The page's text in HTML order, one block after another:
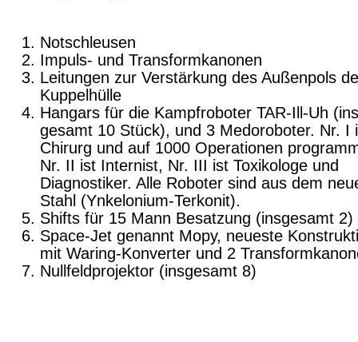
Notschleusen
Impuls- und Transformkanonen
Leitungen zur Verstärkung des Außenpols
Kuppelhülle
Hangars für die Kampfroboter TAR-Ill-Uh
gesamt 10 Stück), und 3 Medoroboter. Nr. I
Chirurg und auf 1000 Operationen
Nr. II ist Internist, Nr. III ist Toxikologe und
Diagnostiker. Alle Roboter sind aus dem
Stahl (Ynkelonium-Terkonit).
Shifts für 15 Mann Besatzung (insgesamt 2)
Space-Jet genannt Mopy, neueste
mit Waring-Konverter und 2
Nullfeldprojektor (insgesamt 8)